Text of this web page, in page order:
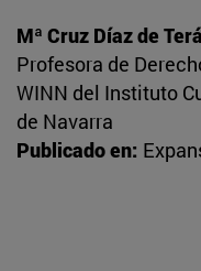
Mª Cruz Díaz de
Profesora de
WINN del Instituto
de Navarra
Publicado en: